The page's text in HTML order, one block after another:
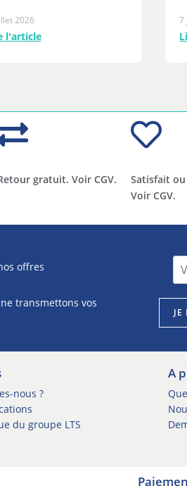
2026
l'article
7
gratuit. Voir CGV.
Satisfait
Voir CGV.
offres
transmettons vos
c
i
t
i
I
r
i
i
o
n
n
e
nous ?
du groupe LTS
A